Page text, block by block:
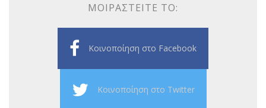
ΜΟΙΡΑΣΤΕΊΤΕ ΤΟ:
Κοινοποίηση στο Facebook
Κοινοποίηση στο Twitter